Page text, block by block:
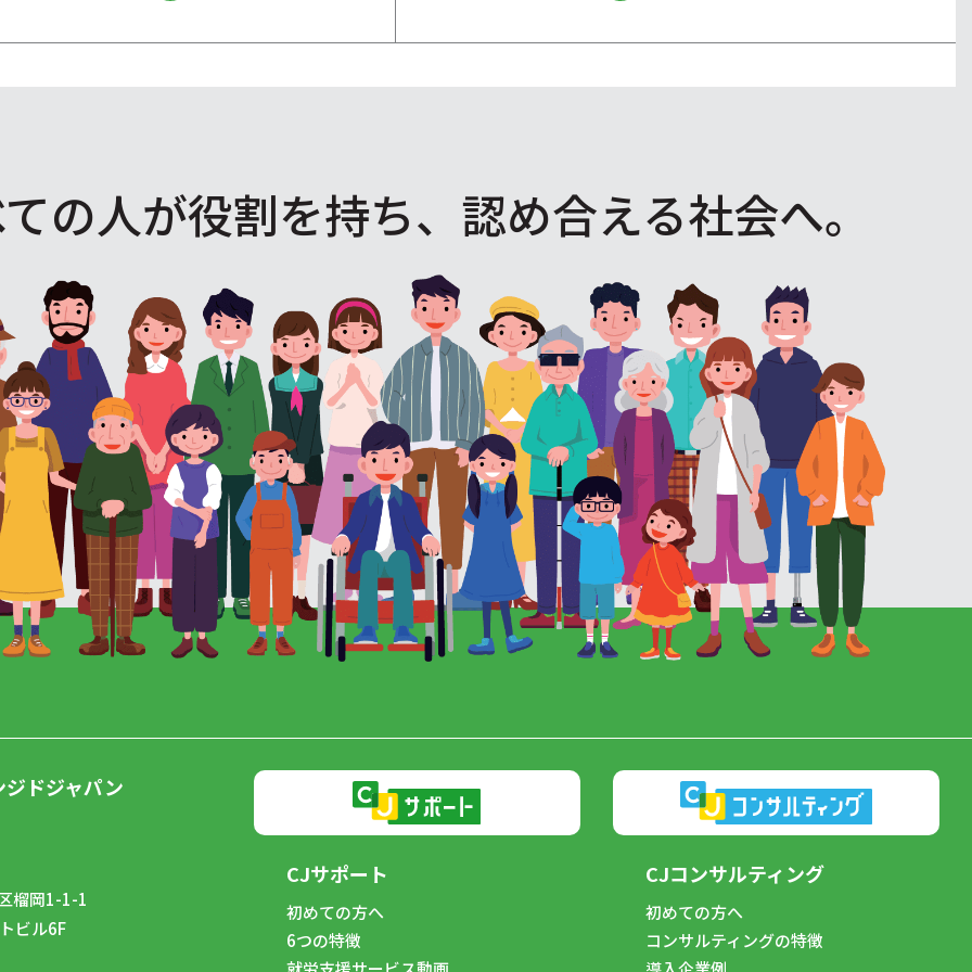
の人が役割を持ち、認め合える社会へ。
ドジャパン
榴岡1-1-1
ビル6F
CJサポート
初めての方へ
6つの特徴
CJコンサルティング
初めての方へ
コンサルティングの特徴